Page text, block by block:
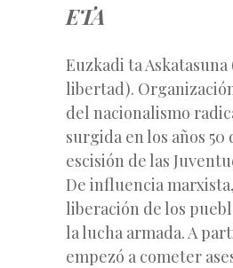
ETA
Euzkadi ta
libertad).
del nacionalismo
surgida en los años 50
escisión de las
De influencia
liberación de los
la lucha armada. A
empezó a cometer